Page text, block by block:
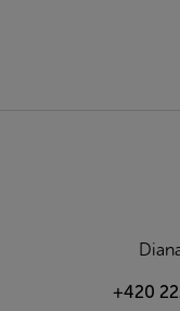
+420